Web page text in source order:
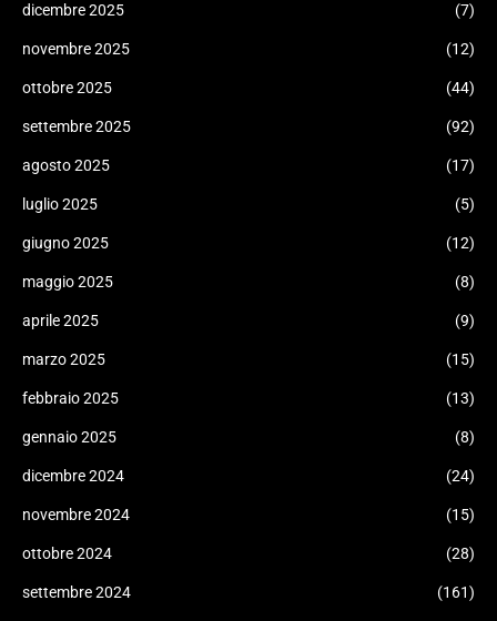
dicembre 2025 (7)
novembre 2025 (12)
ottobre 2025 (44)
settembre 2025 (92)
agosto 2025 (17)
luglio 2025 (5)
giugno 2025 (12)
maggio 2025 (8)
aprile 2025 (9)
marzo 2025 (15)
febbraio 2025 (13)
gennaio 2025 (8)
dicembre 2024 (24)
novembre 2024 (15)
ottobre 2024 (28)
settembre 2024 (161)